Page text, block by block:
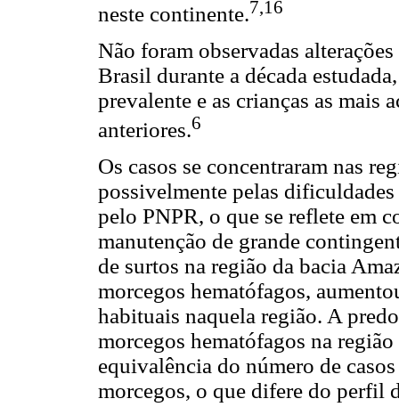
neste continente.7,16
Não foram observadas
Brasil durante a década
prevalente e as crianças as mais
anteriores.6
Os casos se concentraram nas
possivelmente pelas
pelo PNPR, o que se reflete em
manutenção de grande
de surtos na região da bacia
morcegos hematófagos,
habituais naquela região. A
morcegos hematófagos na
equivalência do número de
morcegos, o que difere do perfil